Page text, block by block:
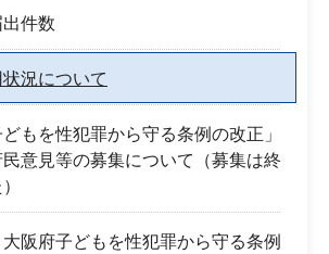
件数
況について
どもを性犯罪から守る条例の改正」
意見等の募集について（募集は終
大阪府子どもを性犯罪から守る条例